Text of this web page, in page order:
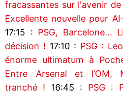
fracassantes sur l'avenir de
Excellente nouvelle pour
17:15 : PSG, Barcelone...
décision ! 17:10 : PSG :
énorme ultimatum à
Entre Arsenal et l’OM,
tranché ! 16:45 : PSG :